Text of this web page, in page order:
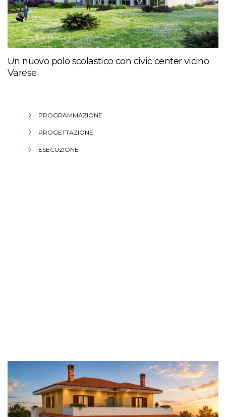
Un nuovo polo scolastico con civic center vicino
Varese
PROGRAMMAZIONE
PROGETTAZIONE
ESECUZIONE